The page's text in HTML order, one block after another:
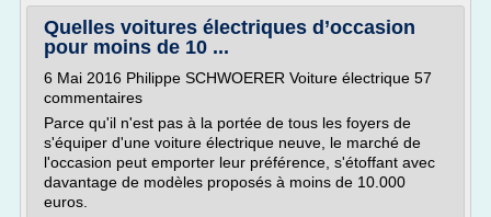
Quelles voitures électriques d’occasion
pour moins de 10 ...
6 Mai 2016 Philippe SCHWOERER Voiture électrique 57
commentaires
Parce qu'il n'est pas à la portée de tous les foyers de
s'équiper d'une voiture électrique neuve, le marché de
l'occasion peut emporter leur préférence, s'étoffant avec
davantage de modèles proposés à moins de 10.000
euros.